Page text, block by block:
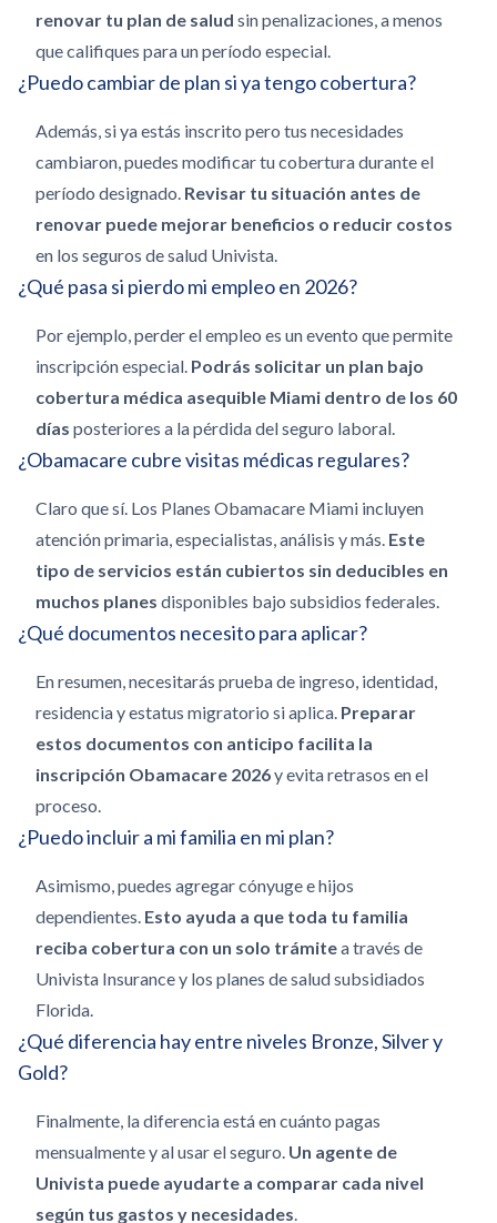
renovar tu plan de salud sin penalizaciones, a menos
que califiques para un período especial.
¿Puedo cambiar de plan si ya tengo cobertura?
Además, si ya estás inscrito pero tus necesidades
cambiaron, puedes modificar tu cobertura durante el
período designado. Revisar tu situación antes de
renovar puede mejorar beneficios o reducir costos
en los seguros de salud Univista.
¿Qué pasa si pierdo mi empleo en 2026?
Por ejemplo, perder el empleo es un evento que permite
inscripción especial. Podrás solicitar un plan bajo
cobertura médica asequible Miami dentro de los 60
días posteriores a la pérdida del seguro laboral.
¿Obamacare cubre visitas médicas regulares?
Claro que sí. Los Planes Obamacare Miami incluyen
atención primaria, especialistas, análisis y más. Este
tipo de servicios están cubiertos sin deducibles en
muchos planes disponibles bajo subsidios federales.
¿Qué documentos necesito para aplicar?
En resumen, necesitarás prueba de ingreso, identidad,
residencia y estatus migratorio si aplica. Preparar
estos documentos con anticipo facilita la
inscripción Obamacare 2026y evita retrasos en el
proceso.
¿Puedo incluir a mi familia en mi plan?
Asimismo, puedes agregar cónyuge e hijos
dependientes. Esto ayuda a que toda tu familia
reciba cobertura con un solo trámitea través de
Univista Insurance y los planes de salud subsidiados
Florida.
¿Qué diferencia hay entre niveles Bronze, Silver y
Gold?
Finalmente, la diferencia está en cuánto pagas
mensualmente y al usar el seguro. Un agente de
Univista puede ayudarte a comparar cada nivel
según tus gastos y necesidades.